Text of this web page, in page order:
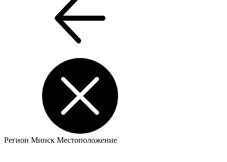
Регион Минск Местоположение